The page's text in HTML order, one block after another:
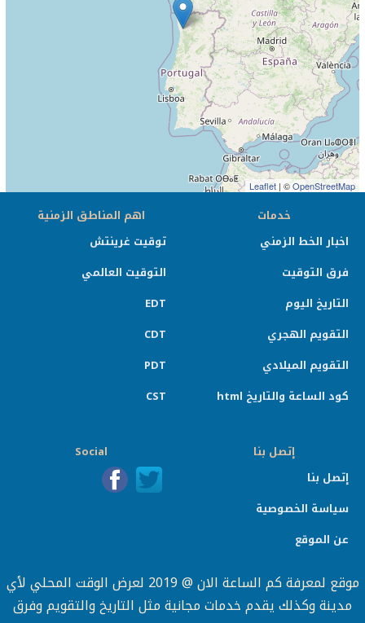
Leaflet | ©OpenStreetMap
خدمات
اخبار الخط الزمني
فرق التوقيت
التاريخ اليوم
التقويم الهجري
التقويم الميلادي
كود الساعة والتاريخ html
اهم المناطق الزمنية
توقيت غرينتش
التوقيت العالمي
EDT
CDT
PDT
CST
إتصل بنا
إتصل بنا
سياسة الخصوصية
عن الموقع
Social
موقع لمعرفة كم الساعة الان @ 2019 لعرض الوقت المحلي لأي
مدينة وكذلك يقدم خدمات مجانية مثل التاريخ والتقويم وفرق